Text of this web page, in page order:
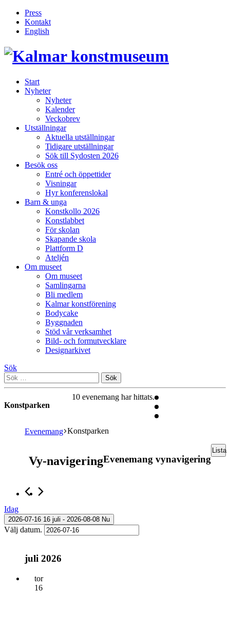
Press
Kontakt
English
Inläggsnavigering
Start
Nyheter
Nyheter
Kalender
Veckobrev
Utställningar
Aktuella utställningar
Tidigare utställningar
Sök till Sydosten 2026
Besök oss
Entré och öppettider
Visningar
Hyr konferenslokal
Barn & unga
Konstkollo 2026
Konstlabbet
För skolan
Skapande skola
Plattform D
Ateljén
Om museet
Om museet
Samlingarna
Bli medlem
Kalmar konstförening
Bodycake
Byggnaden
Stöd vår verksamhet
Bild- och formutvecklare
Designarkivet
Sök
Sök
efter:
10 evenemang har hittats.
Konstparken
Evenemang Konstparken
Vy-navigeringEvenemang vynavigering
Lista
Idag
2026-07-16 16 juli - 2026-08-08 Nu
Välj datum.
juli 2026
tor
16